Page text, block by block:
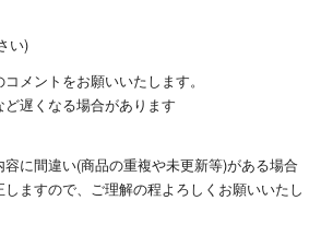
い)
メントをお願いいたします。
遅くなる場合があります
に間違い(商品の重複や未更新等)がある場合
ますので、ご理解の程よろしくお願いいたし